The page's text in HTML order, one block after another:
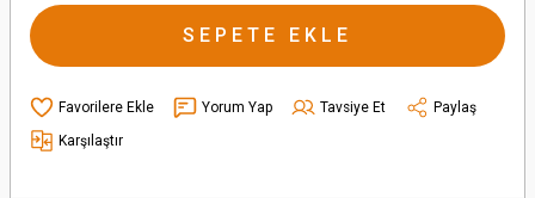
SEPETE EKLE
Yorum Yap Tavsiye Et
Paylaş
Karşılaştır